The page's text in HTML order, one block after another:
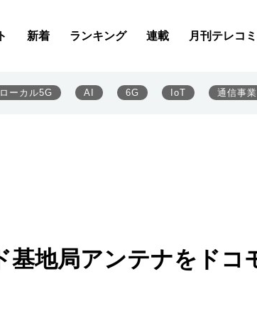
新着 ランキング 連載 月刊テレコ
ローカル5G AI 6G IoT 通信事
地局アンテナをドコ